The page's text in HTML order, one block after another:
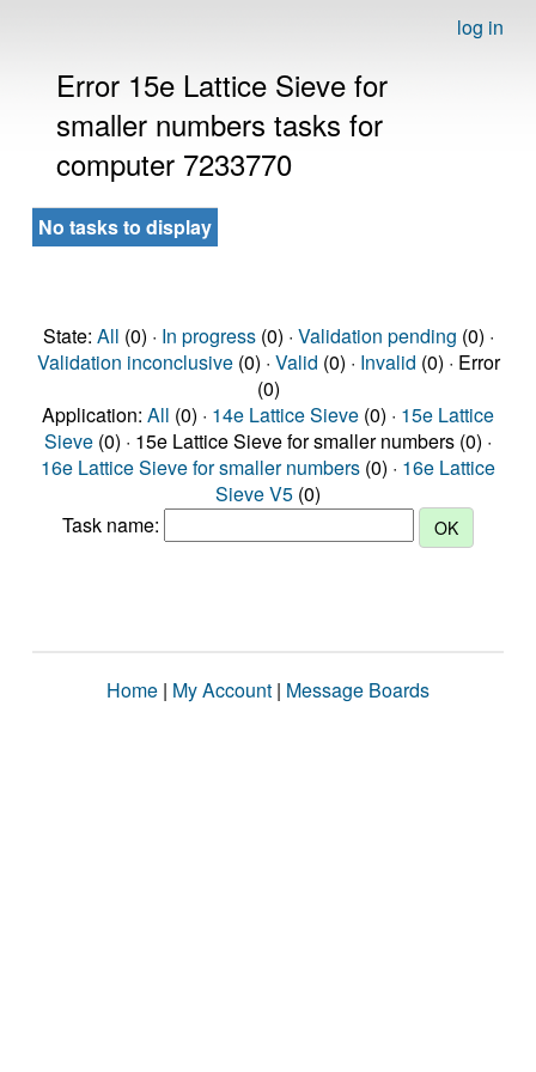
log in
Error 15e Lattice Sieve for
smaller numbers tasks for
computer 7233770
No tasks to display
State: All (0) · In progress(0) · Validation pending (0) ·
Validation inconclusive(0) · Valid (0) · Invalid (0) · Error
(0)
Application: All (0) · 14e Lattice Sieve (0) · 15e Lattice
Sieve (0) · 15e Lattice Sieve for smaller numbers (0) ·
16e Lattice Sieve for smaller numbers (0) · 16e Lattice
Sieve V5 (0)
Task name:
Home | My Account | Message Boards